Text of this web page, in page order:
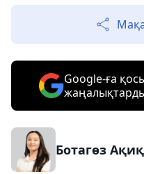
Google-ға
Ботагөз